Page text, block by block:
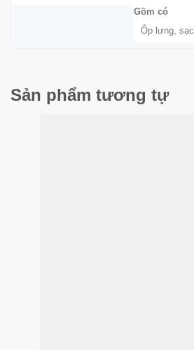
Gồm có
Ốp lưng, sạc
Sản phẩm tương tự